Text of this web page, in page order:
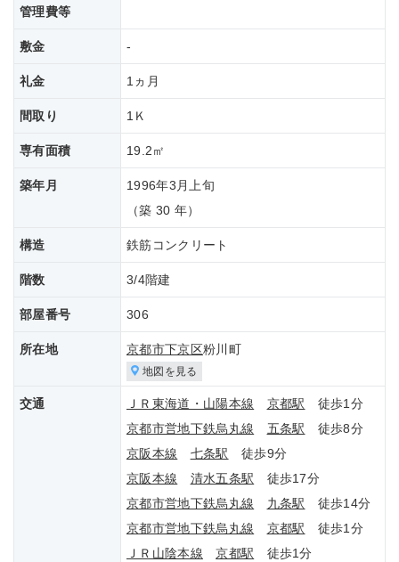
管理費等
敷金 -
礼金 1ヵ月
間取り 1Ｋ
専有面積 19.2㎡
築年月
1996年3月上旬
（築 30 年）
構造 鉄筋コンクリート
階数 3/4階建
部屋番号 306
所在地 京都市下京区粉川町
地図を見る
交通 ＪＲ東海道・山陽本線 京都駅 徒歩1分
京都市営地下鉄烏丸線
五条駅 徒歩8分
京阪本線
七条駅 徒歩9分
京阪本線
清水五条駅 徒歩17分
京都市営地下鉄烏丸線
九条駅 徒歩14分
京都市営地下鉄烏丸線
京都駅 徒歩1分
ＪＲ山陰本線
京都駅 徒歩1分